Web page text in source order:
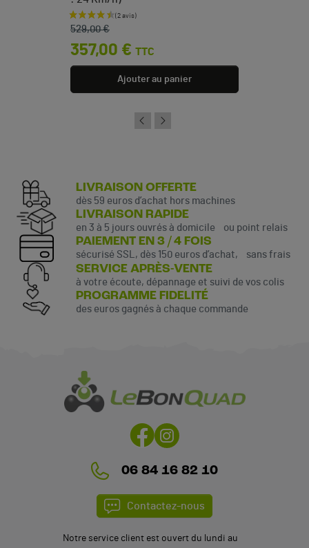
(1 avis)
Prix de base
529,00 €
Prix
357,00 € TTC
Ajouter au panier
LIVRAISON OFFERTE
dès 59 euros d’achat hors machines
LIVRAISON RAPIDE
en 3 à 5 jours ouvrés à domicile ou point relais
PAIEMENT EN 3 / 4 FOIS
sécurisé SSL, dès 150 euros d’achat, sans frais
SERVICE APRÈS-VENTE
à votre écoute, dépannage et suivi de vos colis
PROGRAMME FIDELITÉ
des euros gagnés à chaque commande
06 84 16 82 10
Contactez-nous
Notre service client est ouvert du lundi au